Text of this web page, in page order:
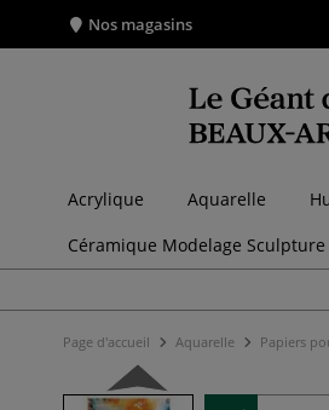
Nos magasins
Acrylique Aquarelle
Céramique Modelage Sculpture
Page d'accueil Aquarelle Papiers